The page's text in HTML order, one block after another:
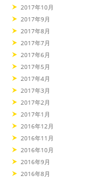
2017年10月
2017年9月
2017年8月
2017年7月
2017年6月
2017年5月
2017年4月
2017年3月
2017年2月
2017年1月
2016年12月
2016年11月
2016年10月
2016年9月
2016年8月